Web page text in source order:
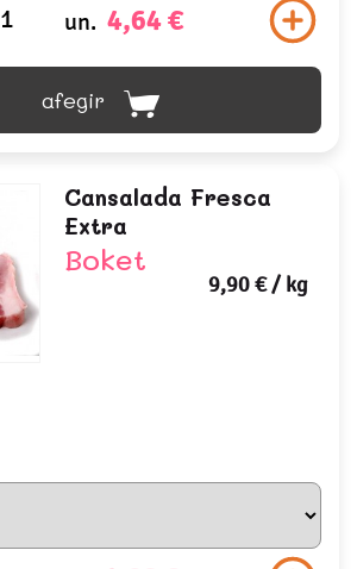
un. 4,64 €
afegir
Cansalada Fresca
Extra
Boket
9,90 €/ kg